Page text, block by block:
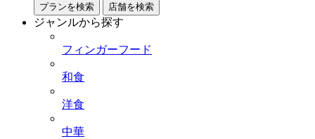
プランを検索 店舗を検索
ジャンルから探す
フィンガーフード
和食
洋食
中華